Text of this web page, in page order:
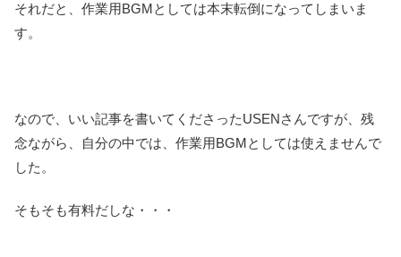
それだと、作業用BGMとしては本末転倒になってしまいま
す。
なので、いい記事を書いてくださったUSENさんですが、残
念ながら、自分の中では、作業用BGMとしては使えませんで
した。
そもそも有料だしな・・・